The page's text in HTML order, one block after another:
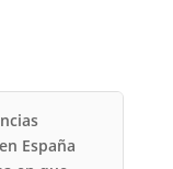
España